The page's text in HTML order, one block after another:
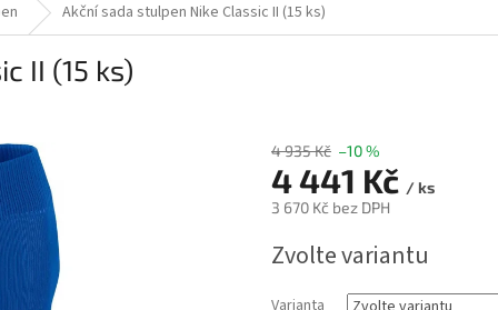
Akční sada stulpen Nike Classic II (15 ks)
II (15 ks)
4 935 Kč –10 %
4 441 Kč / ks
3 670 Kč bez DPH
cena:
Zvolte variantu